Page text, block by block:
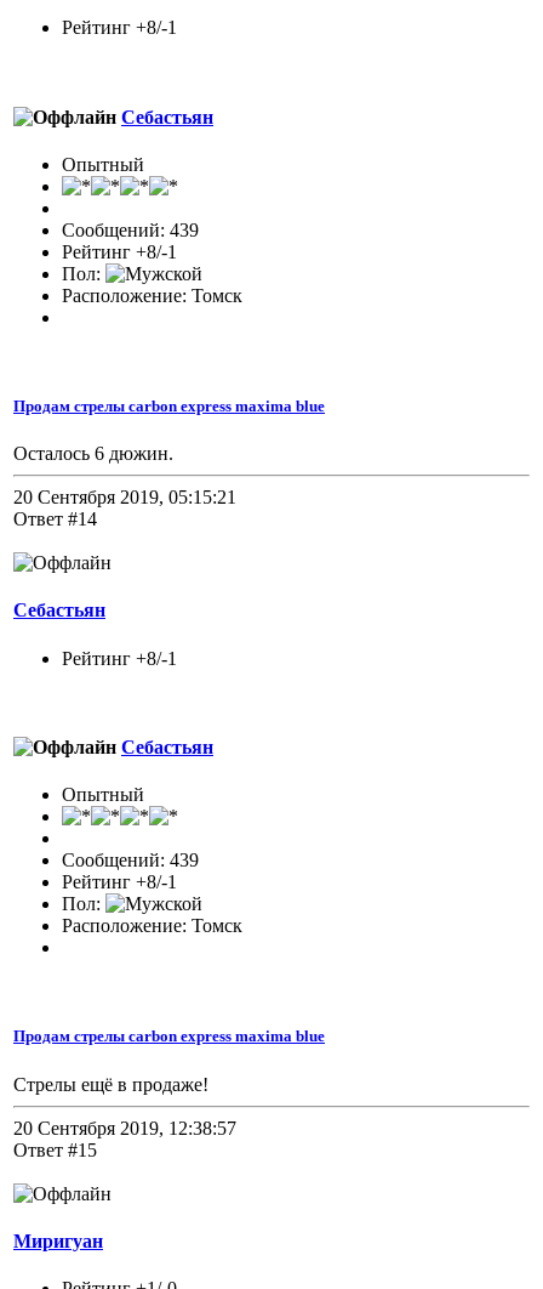
Рейтинг +8/-1
Себастьян
Опытный
Сообщений: 439
Рейтинг +8/-1
Пол:
Расположение: Томск
Продам стрелы carbon express maxima blue
Осталось 6 дюжин.
20 Сентября 2019, 05:15:21
Ответ #14
Себастьян
Рейтинг +8/-1
Себастьян
Опытный
Сообщений: 439
Рейтинг +8/-1
Пол:
Расположение: Томск
Продам стрелы carbon express maxima blue
Стрелы ещё в продаже!
20 Сентября 2019, 12:38:57
Ответ #15
Миригуан